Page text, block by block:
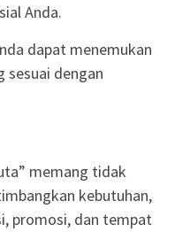
Anda.
dapat menemukan
sesuai dengan
memang tidak
kebutuhan,
promosi, dan tempat